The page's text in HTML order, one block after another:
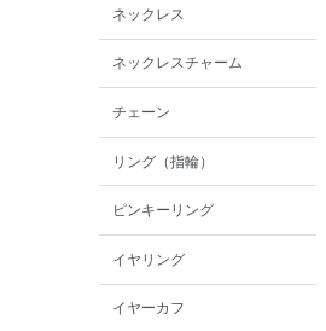
ネックレス
ネックレスチャーム
チェーン
リング（指輪）
ピンキーリング
イヤリング
イヤーカフ